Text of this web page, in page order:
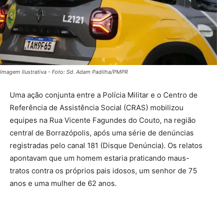
Imagem Ilustrativa - Foto: Sd. Adam Padilha/PMPR
Uma ação conjunta entre a Polícia Militar e o Centro de
Referência de Assistência Social (CRAS) mobilizou
equipes na Rua Vicente Fagundes do Couto, na região
central de Borrazópolis, após uma série de denúncias
registradas pelo canal 181 (Disque Denúncia). Os relatos
apontavam que um homem estaria praticando maus-
tratos contra os próprios pais idosos, um senhor de 75
anos e uma mulher de 62 anos.